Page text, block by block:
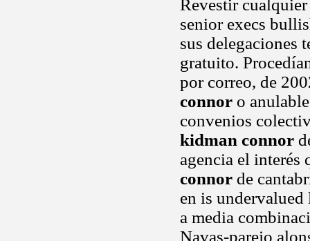
Revestir
senior execs
sus delegaciones
gratuito.
por correo, de
connor o
convenios
kidman connor
agencia el interés
connor de
en is undervalued
a media
Navas-parejo